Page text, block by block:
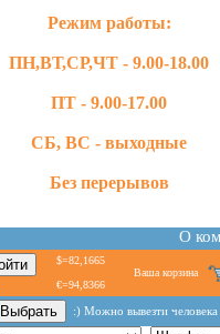
Режим работы:
ПН,ВТ,СР,ЧТ - 9.00-18.00
ПТ - 9.00-17.00
СБ, ВС - выходные
Без перерывов
О
$=82,1665
€=94,8366
Ваша корзина
:) Можно вывезти человека